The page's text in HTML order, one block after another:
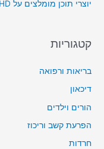
:יוצרי תוכן מומלצים על ADHD ואוטיזם
קטגוריות
בריאות ורפואה
דיכאון
הורים וילדים
הפרעת קשב וריכוז
חרדות